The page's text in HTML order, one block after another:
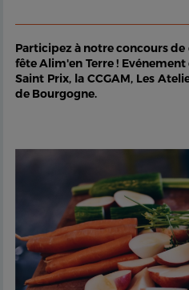
Participez à notre concours
fête Alim'en Terre !
Saint Prix, la CCGAM, Les
de Bourgogne.